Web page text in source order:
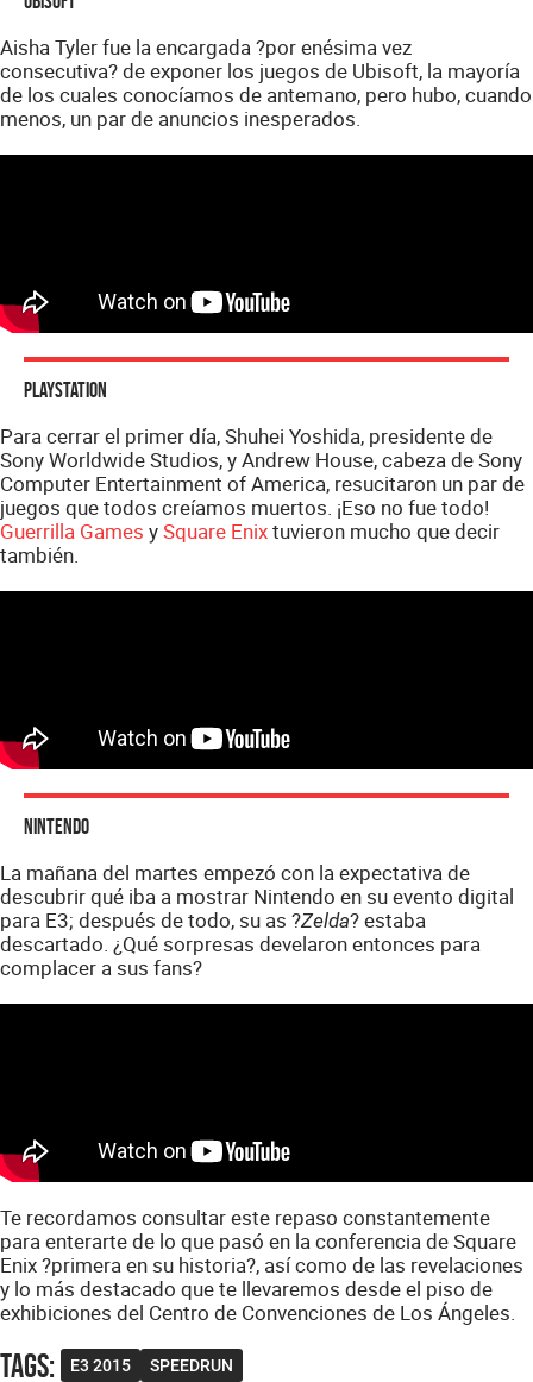
Aisha Tyler fue la encargada ?por enésima vez
consecutiva? de exponer los juegos de Ubisoft, la mayoría
de los cuales conocíamos de antemano, pero hubo, cuando
menos, un par de anuncios inesperados.
PlayStation
Para cerrar el primer día, Shuhei Yoshida, presidente de
Sony Worldwide Studios, y Andrew House, cabeza de Sony
Computer Entertainment of America, resucitaron un par de
juegos que todos creíamos muertos. ¡Eso no fue todo!
Guerrilla Games ySquare Enixtuvieron mucho que decir
también.
Nintendo
La mañana del martes empezó con la expectativa de
descubrir qué iba a mostrar Nintendo en su evento digital
para E3; después de todo, su as ?Zelda? estaba
descartado. ¿Qué sorpresas develaron entonces para
complacer a sus fans?
Te recordamos consultar este repaso constantemente
para enterarte de lo que pasó en la conferencia de Square
Enix ?primera en su historia?, así como de las revelaciones
y lo más destacado que te llevaremos desde el piso de
exhibiciones del Centro de Convenciones de Los Ángeles.
Tags: E3 2015 SPEEDRUN